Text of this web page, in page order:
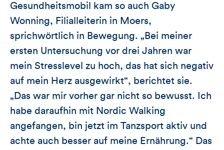
Gesundheitsmobil kam so auch Gaby
Wonning, Filialleiterin in Moers,
sprichwörtlich in Bewegung. „Bei meiner
ersten Untersuchung vor drei Jahren war
mein Stresslevel zu hoch, das hat sich negativ
auf mein Herz ausgewirkt“, berichtet sie.
„Das war mir vorher gar nicht so bewusst. Ich
habe daraufhin mit Nordic Walking
angefangen, bin jetzt im Tanzsport aktiv und
achte auch besser auf meine Ernährung.“ Das